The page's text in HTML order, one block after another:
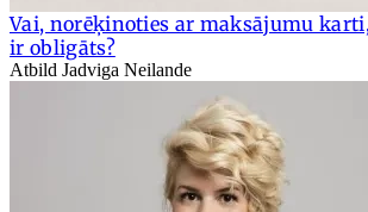
Vai, norēķinoties ar maksājumu
ir obligāts?
Atbild Jadviga Neilande